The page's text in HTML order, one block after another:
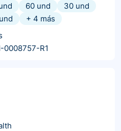
60 und
30 und
+ 4 más
0008757-R1